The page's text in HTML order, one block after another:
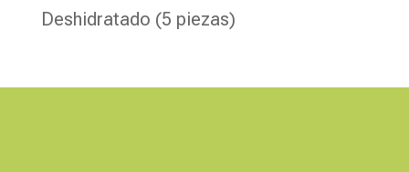
Deshidratado (5 piezas)